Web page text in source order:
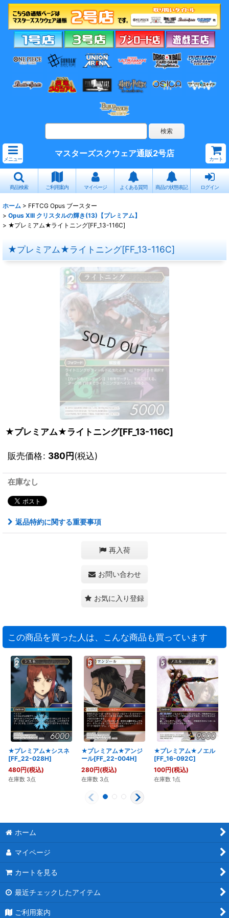
メニュー
マスターズスクウェア通販2号店
カート
商品検索 ご利用案内 マイページ よくある質問 商品の状態表記 ログイン
ホーム > FFTCG Opus ブースター
> Opus XIII クリスタルの輝き(13)【プレミアム】
> ★プレミアム★ライトニング[FF_13-116C]
★プレミアム★ライトニング[FF_13-116C]
★プレミアム★ライトニング[FF_13-116C]
販売価格: 380円(税込)
在庫なし
返品特約に関する重要事項
再入荷
お問い合わせ
お気に入り登録
この商品を買った人は、こんな商品も買っています
★プレミアム★シスネ
[FF_22-028H]
480円(税込)
在庫数 3点
★プレミアム★アンジ
ール[FF_22-004H]
280円(税込)
在庫数 3点
★プレミアム★ノエル
[FF_16-092C]
100円(税込)
在庫数 1点
ホーム
マイページ
カートを見る
最近チェックしたアイテム
ご利用案内